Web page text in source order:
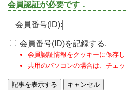
会員認証が必要です．
会員番号(ID):
会員番号(ID)を記録する.
会員認証情報をクッキーに保存
共用のパソコンの場合は、チェ